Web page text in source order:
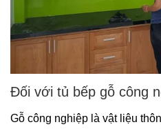
Đối với tủ bếp gỗ công
Gỗ công nghiệp là vật liệu